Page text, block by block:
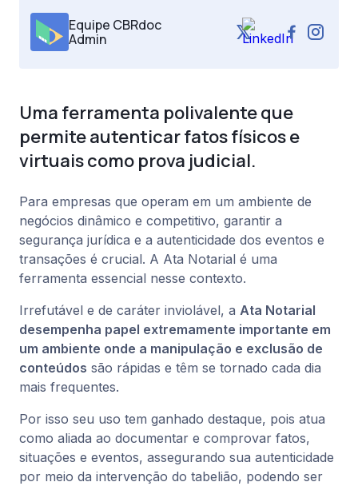
Equipe CBRdoc
Admin
Uma ferramenta polivalente que
permite autenticar fatos físicos e
virtuais como prova judicial.
Para empresas que operam em um ambiente de
negócios dinâmico e competitivo, garantir a
segurança jurídica e a autenticidade dos eventos e
transações é crucial. A Ata Notarial é uma
ferramenta essencial nesse contexto.
Irrefutável e de caráter inviolável, a Ata Notarial
desempenha papel extremamente importante em
um ambiente onde a manipulação e exclusão de
conteúdos são rápidas e têm se tornado cada dia
mais frequentes.
Por isso seu uso tem ganhado destaque, pois atua
como aliada ao documentar e comprovar fatos,
situações e eventos, assegurando sua autenticidade
por meio da intervenção do tabelião, podendo ser